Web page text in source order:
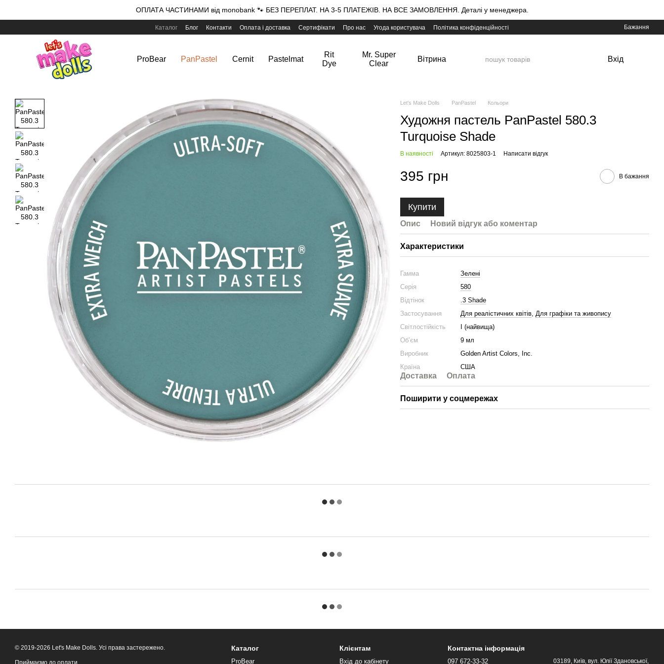
ОПЛАТА ЧАСТИНАМИ від monobank 🐾 БЕЗ ПЕРЕПЛАТ. НА 3-5 ПЛАТЕЖІВ. НА ВСЕ ЗАМОВЛЕННЯ. Деталі у менеджера.
Каталог Блог Контакти Оплата і доставка Сертифікати Про нас Угода користувача Політика конфіденційності Бажання
ProBear PanPastel Cernit Pastelmat
Rit
Dye
Mr. Super
Clear
Вітрина Вхід
Let's Make Dolls PanPastel Кольори
Художня пастель PanPastel 580.3
Turquoise Shade
В наявності Артикул: 8025803-1 Написати відгук
395 грн В бажання
Купити
Опис Новий відгук або коментар
Характеристики
Гамма
Зелені
Серія
580
Відтінок
.3 Shade
Застосування
Для реалістичних квітів,Для графіки та живопису
Світлостійкість
I (найвища)
Обʼєм
9 мл
Виробник
Golden Artist Colors, Inc.
Країна
США
Доставка Оплата
Поширити у соцмережах
© 2019-2026 Let's Make Dolls. Усі права застережено. Каталог
ProBear
Клієнтам
Вхід до кабінету
Контактна інформація
097 672-33-32 03189, Київ, вул. Юлії Здановської,